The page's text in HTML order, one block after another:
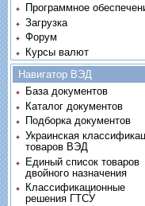
Программное
Загрузка
Форум
Курсы валют
Навигатор ВЭД
База документов
Каталог документов
Подборка документов
Украинская
товаров ВЭД
Единый список товаров
двойного назначения
Классификационные
решения ГТСУ